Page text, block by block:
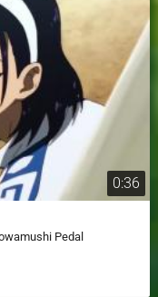
0:36
Pedal